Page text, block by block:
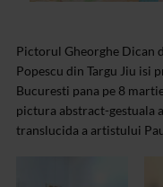
Pictorul Gheorghe Dican
Popescu din Targu Jiu isi
Bucuresti pana pe 8
pictura abstract-gestuala
translucida a artistului